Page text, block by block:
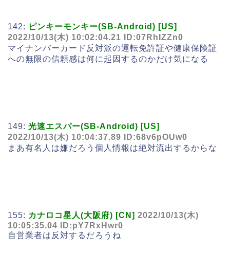
142: ピンキーモンキー(SB-Android) [US]
2022/10/13(木) 10:02:04.21 ID:07RhIZZn0
マイナンバーカード反対派の運転免許証や健康保険証
への無限の信頼感は何に起因するのかだけ気になる
149: 光速エスパー(SB-Android) [US]
2022/10/13(木) 10:04:37.89 ID:68v6pOUw0
まあ有名人は嫌だろう個人情報は絶対流出するからな
155: カナロコ星人(大阪府) [CN] 2022/10/13(木)
10:05:35.04 ID:pY7RxHwr0
自営業者は反対するだろうね